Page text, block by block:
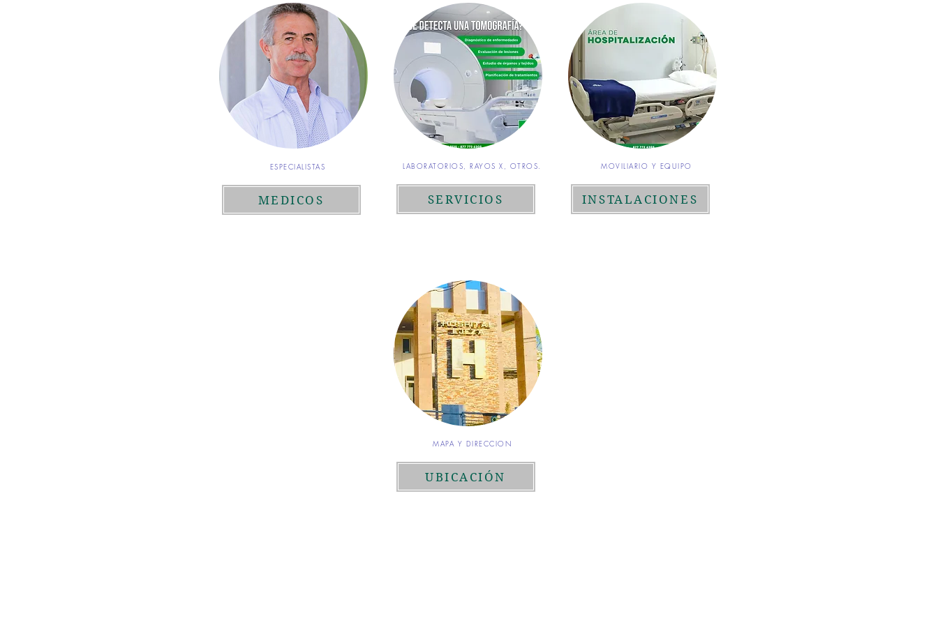
ESPECIALISTAS
MEDICOS
LABORATORIOS, RAYOS X, OTROS.
SERVICIOS
MOVILIARIO Y EQUIPO
INSTALACIONES
MAPA Y DIRECCION
UBICACIÓN